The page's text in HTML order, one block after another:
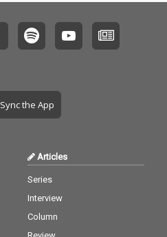
Sync the App
Articles
Series
Interview
Column